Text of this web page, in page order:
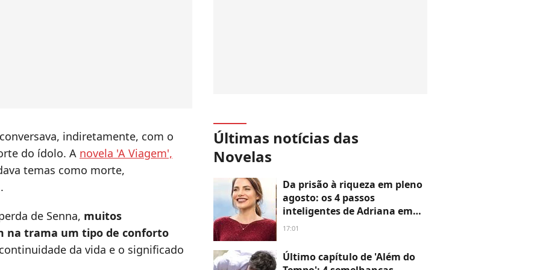
indiretamente, com o
do ídolo. A novela 'A Viagem',
temas como morte,
de Senna, muitos
na trama um tipo de conforto
da vida e o significado
Últimas notícias das
Novelas
Da prisão à riqueza em pleno
agosto: os 4 passos
inteligentes de Adriana em
'Quem Ama Cuida' para
Brandao e conquistar uma
vida de luxo
17:01
Último capítulo de 'Além do